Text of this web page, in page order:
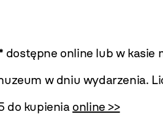
dostępne online lub w
w dniu wydarzenia.
do kupienia online >>